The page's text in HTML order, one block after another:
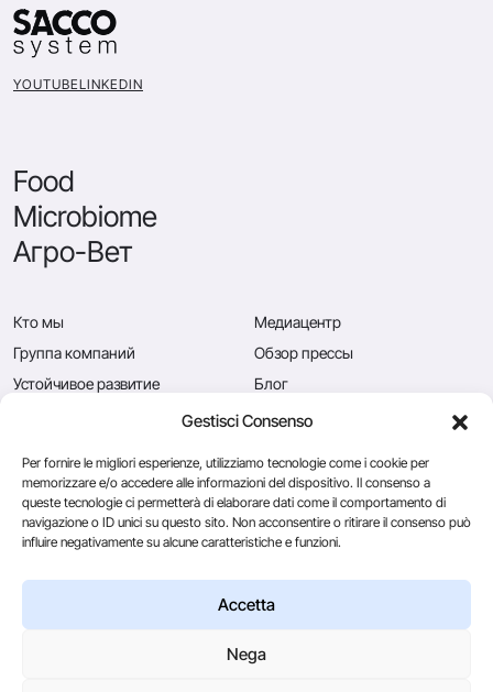
Gestisci Consenso
Per fornire le migliori esperienze, utilizziamo tecnologie come i cookie per
memorizzare e/o accedere alle informazioni del dispositivo. Il consenso a
queste tecnologie ci permetterà di elaborare dati come il comportamento di
navigazione o ID unici su questo sito. Non acconsentire o ritirare il consenso può
influire negativamente su alcune caratteristiche e funzioni.
Accetta
Nega
YOUTUBELINKEDIN
Food
Microbiome
Агро-Вет
Кто мы
Группа компаний
Устойчивое развитие
Медиацентр
Обзор прессы
Блог
Вакансии
Caglificio Clerici
Ingredients